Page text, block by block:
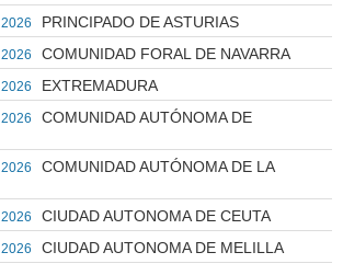
PRINCIPADO DE ASTURIAS
COMUNIDAD FORAL DE NAVARRA
EXTREMADURA
COMUNIDAD AUTÓNOMA DE
COMUNIDAD AUTÓNOMA DE LA
CIUDAD AUTONOMA DE CEUTA
CIUDAD AUTONOMA DE MELILLA